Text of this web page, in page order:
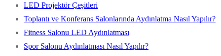
LED Projektör Çeşitleri
Toplantı ve Konferans Salonlarında Aydınlatma Nasıl Yapılır?
Fitness Salonu LED Aydınlatması
Spor Salonu Aydınlatması Nasıl Yapılır?